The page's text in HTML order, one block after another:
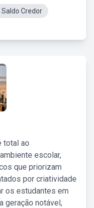
Credor
total ao
escolar,
que priorizam
por criatividade
os estudantes em
geração notável,